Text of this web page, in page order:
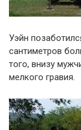
Уэйн
сантиметров
того, внизу
мелкого гравия.